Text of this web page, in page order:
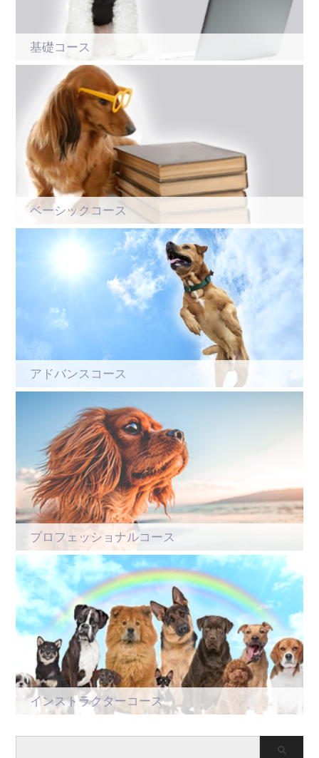
基礎コース
ベーシックコース
アドバンスコース
プロフェッショナルコース
インストラクターコース